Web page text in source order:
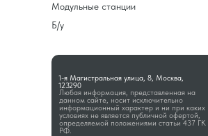
Любая информация, представленная на
данном сайте, носит исключительно
информационный характер и ни при каких
условиях не является публичной офертой,
определяемой положениями статьи 437 ГК
РФ.
1-я Магистральная улица, 8, Москва,
123290
Модульные станции
Б/у